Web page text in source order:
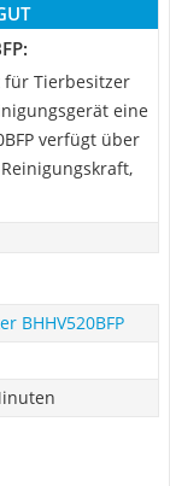
für Tierbesitzer
eine
verfügt über
BHHV520BFP